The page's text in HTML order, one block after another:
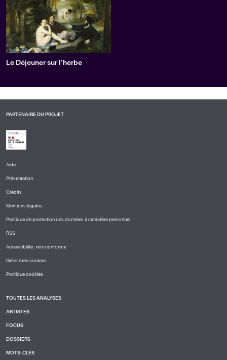
Le Déjeuner sur l’herbe
PARTENAIRE DU PROJET
DE
PAGE
1
Aide
Présentation
Crédits
Mentions légales
Politique de protection des données à caractère personnel
RSS
Accessibilité : non conforme
Gérer mes cookies
Politique cookies
DE
PAGE
2
TOUTES LES ANALYSES
ARTISTES
FOCUS
DOSSIERS
MOTS-CLÉS